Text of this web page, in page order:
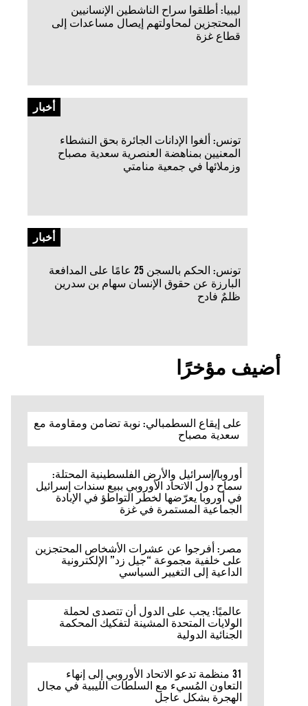
ليبيا: أطلقوا سراح الناشطين الإنسانيين
المحتجزين لمحاولتهم إيصال مساعدات إلى
قطاع غزة
أخبار
تونس: ألغوا الإدانات الجائرة بحق النشطاء
المعنيين بمناهضة العنصرية سعدية مصباح
وزملائها في جمعية منامتي
أخبار
تونس: الحكم بالسجن 25 عامًا على المدافعة
البارزة عن حقوق الإنسان سهام بن سدرين
ظلمٌ فادح
أضيف مؤخرًا
على إيقاع السطمبالي: نوبة تضامن ومقاومة مع
سعدية مصباح
أوروبا/إسرائيل والأرض الفلسطينية المحتلة:
سماح دول الاتحاد الأوروبي ببيع سندات إسرائيل
في أوروبا يعرّضها لخطر التواطؤ في الإبادة
الجماعية المستمرة في غزة
مصر: أفرجوا عن عشرات الأشخاص المحتجزين
على خلفية مجموعة “جيل زد” الإلكترونية
الداعية إلى التغيير السياسي
عالميًا: يجب على الدول أن تتصدى لحملة
الولايات المتحدة المشينة لتفكيك المحكمة
الجنائية الدولية
31 منظمة تدعو الاتحاد الأوروبي إلى إنهاء
التعاون المُسيء مع السلطات الليبية في مجال
الهجرة بشكل عاجل